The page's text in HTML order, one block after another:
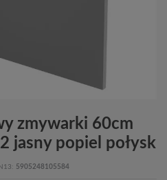
zmywarki 60cm
jasny popiel połysk
5905248105584